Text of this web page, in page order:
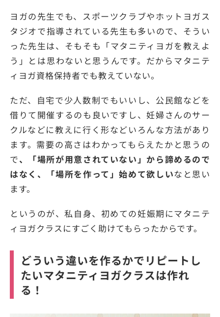
ヨガの先生でも、スポーツクラブやホットヨガス
タジオで指導されている先生も多いので、そうい
った先生は、そもそも「マタニティヨガを教えよ
う」とは思わないと思うんです。だからマタニテ
ィヨガ資格保持者でも教えていない。
ただ、自宅で少人数制でもいいし、公民館などを
借りて開催するのも良いですし、妊婦さんのサー
クルなどに教えに行く形などいろんな方法があり
ます。需要の高さはわかってもらえたかと思うの
で、「場所が用意されていない」から諦めるので
はなく、「場所を作って」始めて欲しいなと思い
ます。
というのが、私自身、初めての妊娠期にマタニテ
ィヨガクラスにすごく助けてもらったからです。
どういう違いを作るかでリピートし
たいマタニティヨガクラスは作れ
る！